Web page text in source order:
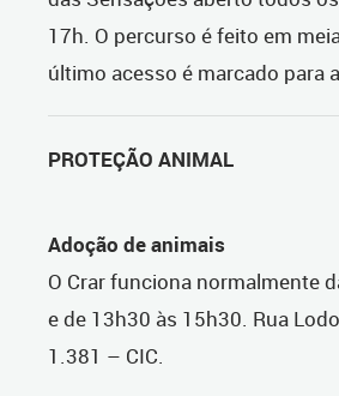
17h. O percurso é feito em
último acesso é marcado para
PROTEÇÃO ANIMAL
Adoção de animais
O Crar funciona normalmente
e de 13h30 às 15h30. Rua
1.381 – CIC.